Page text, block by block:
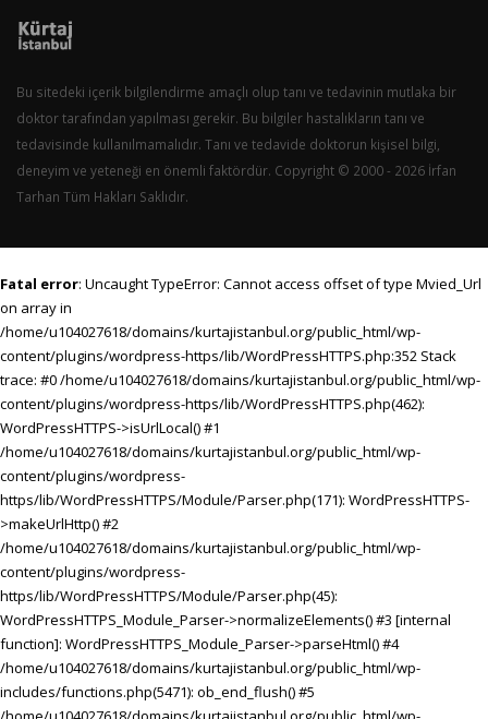
Bu sitedeki içerik bilgilendirme amaçlı olup tanı ve tedavinin mutlaka bir
doktor tarafından yapılması gerekir. Bu bilgiler hastalıkların tanı ve
tedavisinde kullanılmamalıdır. Tanı ve tedavide doktorun kişisel bilgi,
deneyim ve yeteneği en önemli faktördür. Copyright © 2000 - 2026 İrfan
Tarhan Tüm Hakları Saklıdır.
Fatal error: Uncaught TypeError: Cannot access offset of type Mvied_Url
on array in
/home/u104027618/domains/kurtajistanbul.org/public_html/wp-
content/plugins/wordpress-https/lib/WordPressHTTPS.php:352 Stack
trace: #0 /home/u104027618/domains/kurtajistanbul.org/public_html/wp-
content/plugins/wordpress-https/lib/WordPressHTTPS.php(462):
WordPressHTTPS->isUrlLocal() #1
/home/u104027618/domains/kurtajistanbul.org/public_html/wp-
content/plugins/wordpress-
https/lib/WordPressHTTPS/Module/Parser.php(171): WordPressHTTPS-
>makeUrlHttp() #2
/home/u104027618/domains/kurtajistanbul.org/public_html/wp-
content/plugins/wordpress-
https/lib/WordPressHTTPS/Module/Parser.php(45):
WordPressHTTPS_Module_Parser->normalizeElements() #3 [internal
function]: WordPressHTTPS_Module_Parser->parseHtml() #4
/home/u104027618/domains/kurtajistanbul.org/public_html/wp-
includes/functions.php(5471): ob_end_flush() #5